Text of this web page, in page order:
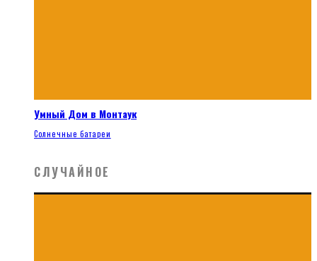
Умный Дом в Монтаук
Солнечные батареи
СЛУЧАЙНОЕ